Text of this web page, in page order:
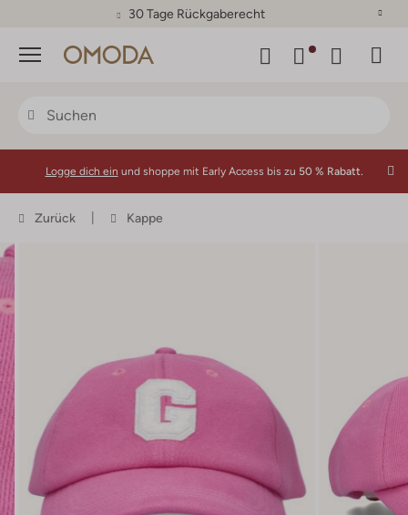
30 Tage Rückgaberecht
Menü
Logge dich ein und shoppe mit Early Access bis zu 50 % Rabatt.
Zurück Kappe